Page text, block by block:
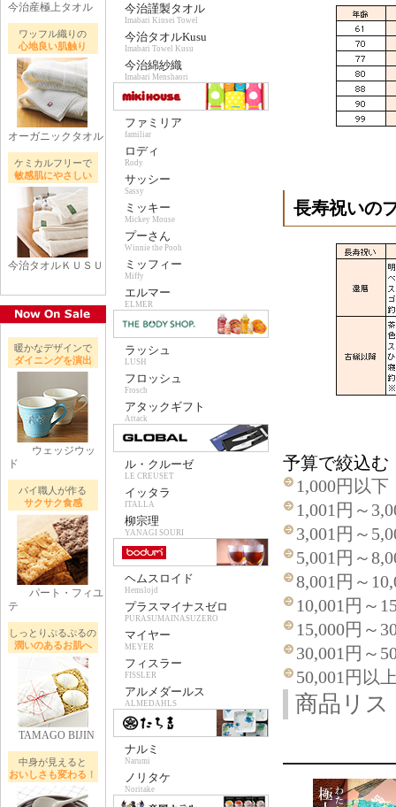
今治産極上タオル
ワッフル織りの
心地良い肌触り
オーガニックタオル
ケミカルフリーで
敏感肌にやさしい
今治タオルＫＵＳＵ
暖かなデザインで
ダイニングを演出
ウェッジウッ
ド
パイ職人が作る
サクサク食感
パート・フィユ
テ
しっとりぷるぷるの
潤いのあるお肌へ
TAMAGO BIJIN
中身が見えると
おいしさも変わる！
今治謹製タオル
Imabari Kinsei Towel
今治タオルKusu
Imabari Towel Kusu
今治綿紗織
Imabari Menshaori
ファミリア
familiar
ロディ
Rody
サッシー
Sassy
ミッキー
Mickey Mouse
プーさん
Winnie the Pooh
ミッフィー
Miffy
エルマー
ELMER
ラッシュ
LUSH
フロッシュ
Frosch
アタックギフト
Attack
ル・クルーゼ
LE CREUSET
イッタラ
ITALLA
柳宗理
YANAGI SOURI
ヘムスロイド
Hemslojd
プラスマイナスゼロ
PURASUMAINASUZERO
マイヤー
MEYER
フィスラー
FISSLER
アルメダールス
ALMEDAHLS
ナルミ
Narumi
ノリタケ
Noritake
長寿祝いの
予算で絞込む
1,000円以下
1,001円～
3,001円～
5,001円～
8,001円～
10,001円～
15,000円～
30,001円～
50,001円以
商品リス